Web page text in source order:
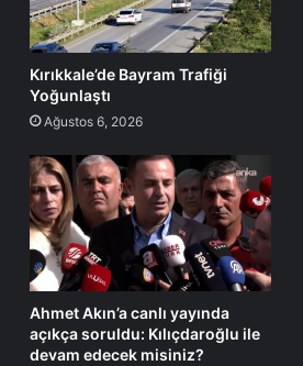
Kırıkkale’de Bayram Trafiği
Yoğunlaştı
Ağustos 6, 2026
Ahmet Akın’a canlı yayında
açıkça soruldu: Kılıçdaroğlu ile
devam edecek misiniz?